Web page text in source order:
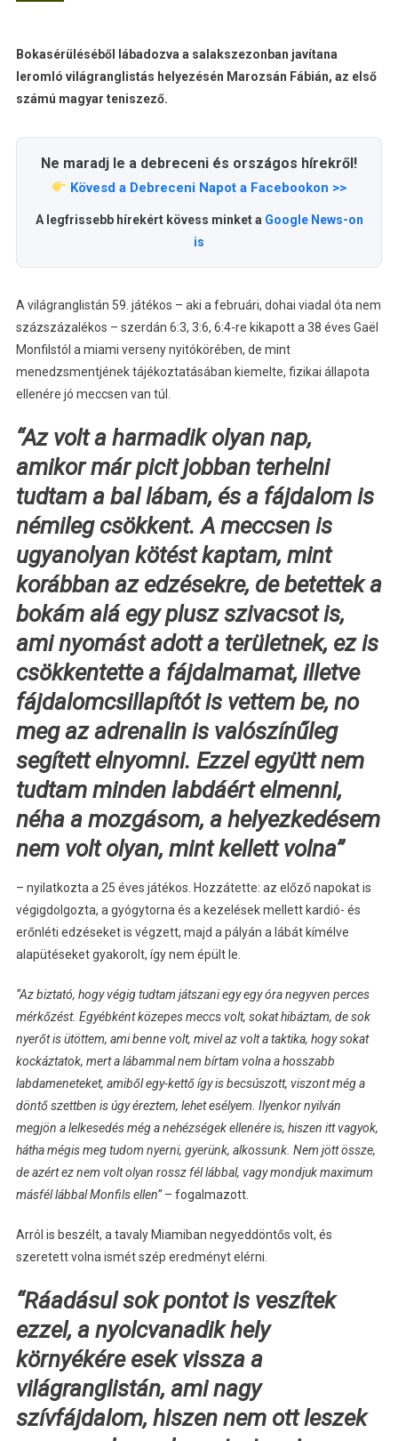
Bokasérüléséből lábadozva a salakszezonban javítana
leromló világranglistás helyezésén Marozsán Fábián, az első
számú magyar teniszező.
Ne maradj le a debreceni és országos hírekről!
Kövesd a Debreceni Napot a Facebookon >>
A legfrissebb hírekért kövess minket a Google News-on
is
A világranglistán 59. játékos – aki a februári, dohai viadal óta nem
százszázalékos – szerdán 6:3, 3:6, 6:4-re kikapott a 38 éves Gaël
Monfilstól a miami verseny nyitókörében, de mint
menedzsmentjének tájékoztatásában kiemelte, fizikai állapota
ellenére jó meccsen van túl.
“Az volt a harmadik olyan nap,
amikor már picit jobban terhelni
tudtam a bal lábam, és a fájdalom is
némileg csökkent. A meccsen is
ugyanolyan kötést kaptam, mint
korábban az edzésekre, de betettek a
bokám alá egy plusz szivacsot is,
ami nyomást adott a területnek, ez is
csökkentette a fájdalmamat, illetve
fájdalomcsillapítót is vettem be, no
meg az adrenalin is valószínűleg
segített elnyomni. Ezzel együtt nem
tudtam minden labdáért elmenni,
néha a mozgásom, a helyezkedésem
nem volt olyan, mint kellett volna”
– nyilatkozta a 25 éves játékos. Hozzátette: az előző napokat is
végigdolgozta, a gyógytorna és a kezelések mellett kardió- és
erőnléti edzéseket is végzett, majd a pályán a lábát kímélve
alapütéseket gyakorolt, így nem épült le.
“Az biztató, hogy végig tudtam játszani egy egy óra negyven perces
mérkőzést. Egyébként közepes meccs volt, sokat hibáztam, de sok
nyerőt is ütöttem, ami benne volt, mivel az volt a taktika, hogy sokat
kockáztatok, mert a lábammal nem bírtam volna a hosszabb
labdameneteket, amiből egy-kettő így is becsúszott, viszont még a
döntő szettben is úgy éreztem, lehet esélyem. Ilyenkor nyilván
megjön a lelkesedés még a nehézségek ellenére is, hiszen itt vagyok,
hátha mégis meg tudom nyerni, gyerünk, alkossunk. Nem jött össze,
de azért ez nem volt olyan rossz fél lábbal, vagy mondjuk maximum
másfél lábbal Monfils ellen”– fogalmazott.
Arról is beszélt, a tavaly Miamiban negyeddöntős volt, és
szeretett volna ismét szép eredményt elérni.
“Ráadásul sok pontot is veszítek
ezzel, a nyolcvanadik hely
környékére esek vissza a
világranglistán, ami nagy
szívfájdalom, hiszen nem ott leszek